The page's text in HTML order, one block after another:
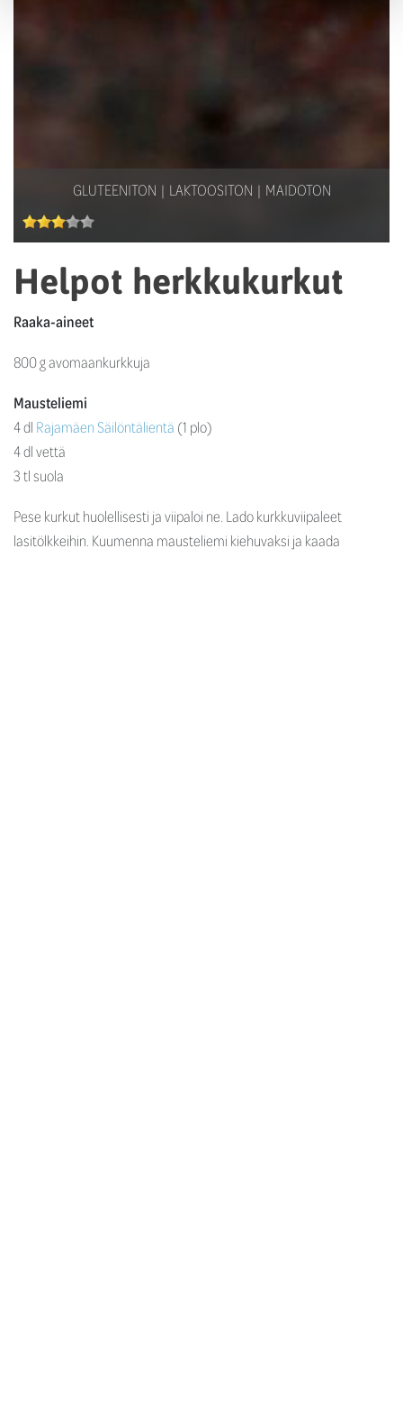
GLUTEENITON LAKTOOSITON MAIDOTON
Helpot herkkukurkut
Raaka-aineet
800 g avomaankurkkuja
Mausteliemi
4 dl Rajamäen Säilöntälientä (1 plo)
4 dl vettä
3 tl suola
Pese kurkut huolellisesti ja viipaloi ne. Lado kurkkuviipaleet
lasitölkkeihin. Kuumenna mausteliemi kiehuvaksi ja kaada